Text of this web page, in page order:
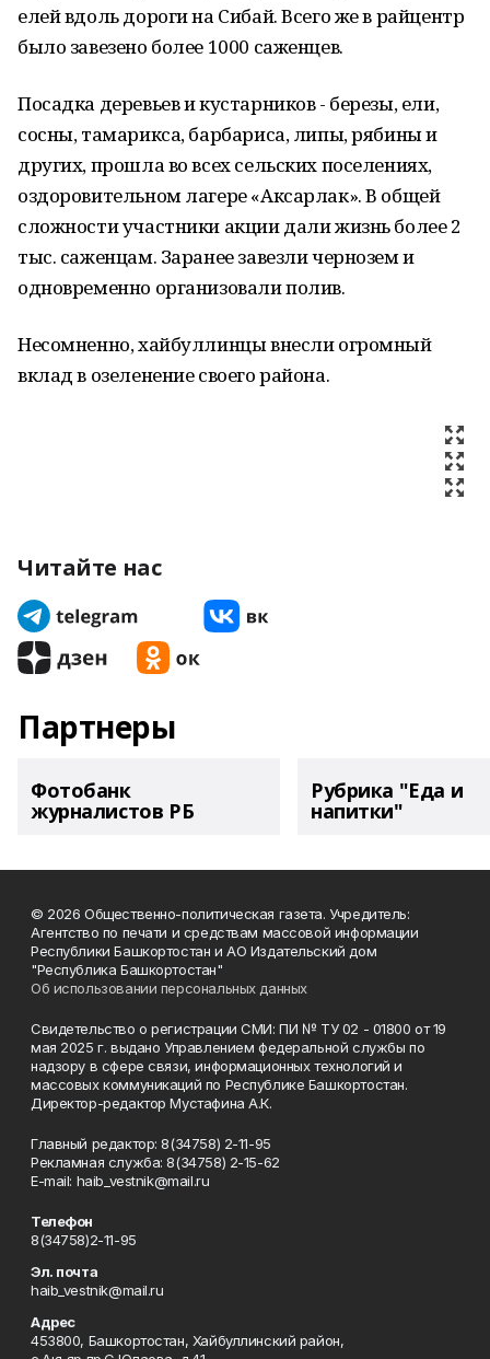
елей вдоль дороги на Сибай. Всего же в райцентр
было завезено более 1000 саженцев.
Посадка деревьев и кустарников - березы, ели,
сосны, тамарикса, барбариса, липы, рябины и
других, прошла во всех сельских поселениях,
оздоровительном лагере «Аксарлак». В общей
сложности участники акции дали жизнь более 2
тыс. саженцам. Заранее завезли чернозем и
одновременно организовали полив.
Несомненно, хайбуллинцы внесли огромный
вклад в озеленение своего района.
Читайте нас
Партнеры
Фотобанк
журналистов РБ
Рубрика "Еда и
напитки"
© 2026 Общественно-политическая газета. Учредитель:
Агентство по печати и средствам массовой информации
Республики Башкортостан и АО Издательский дом
"Республика Башкортостан"
Об использовании персональных данных
Свидетельство о регистрации СМИ: ПИ № ТУ 02 - 01800 от 19
мая 2025 г. выдано Управлением федеральной службы по
надзору в сфере связи, информационных технологий и
массовых коммуникаций по Республике Башкортостан.
Директор-редактор Мустафина А.К.
Главный редактор: 8(34758) 2-11-95
Рекламная служба: 8(34758) 2-15-62
Е-mаil: haib_vestnik@mail.ru
Телефон
8(34758)2-11-95
Эл. почта
haib_vestnik@mail.ru
Адрес
453800, Башкортостан, Хайбуллинский район,